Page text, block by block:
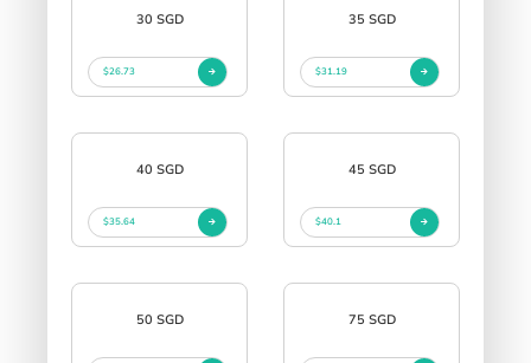
30 SGD
$26.73
35 SGD
$31.19
40 SGD
$35.64
45 SGD
$40.1
50 SGD 75 SGD